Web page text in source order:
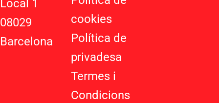
Local 1
08029
Barcelona
cookies
Política de
privadesa
Termes i
Condicions